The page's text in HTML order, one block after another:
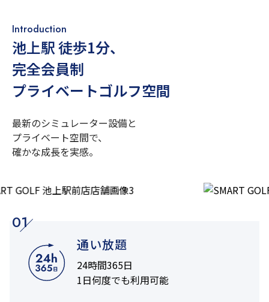
Introduction
池上駅 徒歩1分、
完全会員制
プライベートゴルフ空間
最新のシミュレーター設備と
プライベート空間で、
確かな成長を実感。
01
通い放題
24時間365日
1日何度でも利用可能